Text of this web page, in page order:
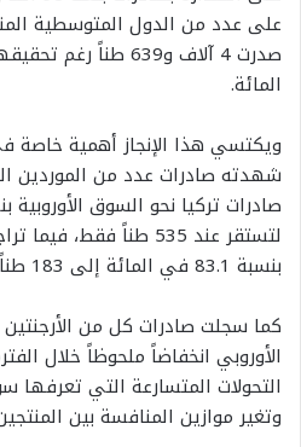
على عدد من الدول المتوسطية
المائة.
ويكتسي هذا الإنجاز أهمية خاصة
شهدته صادرات عدد من الموردين
لتستقر عند 535 طناً
بنسبة 83.1 في المائة إلى 183 طناً.
كما سجلت صادرات كل من الأرجنتين
الأوروبي انخفاضاً ملحوظاً خلال
التحولات المتسارعة التي تعرفها
وتغير موازين المنافسة بين